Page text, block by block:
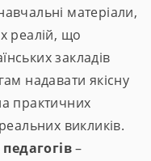
матеріали,
реалій, що
закладів
надавати якісну
практичних
викликів.
–